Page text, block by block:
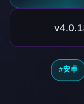
#安卓